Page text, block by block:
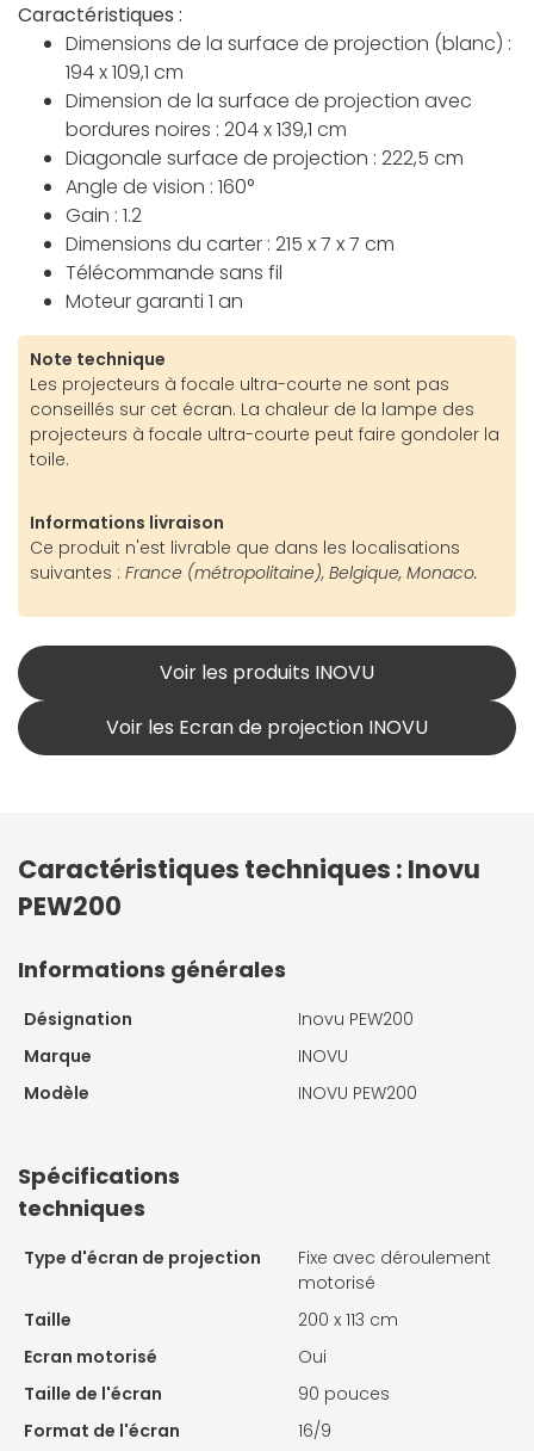
Caractéristiques :
Dimensions de la surface de projection (blanc) :
194 x 109,1 cm
Dimension de la surface de projection avec
bordures noires : 204 x 139,1 cm
Diagonale surface de projection : 222,5 cm
Angle de vision : 160°
Gain : 1.2
Dimensions du carter : 215 x 7 x 7 cm
Télécommande sans fil
Moteur garanti 1 an
Note technique
Les projecteurs à focale ultra-courte ne sont pas
conseillés sur cet écran. La chaleur de la lampe des
projecteurs à focale ultra-courte peut faire gondoler la
toile.
Informations livraison
Ce produit n'est livrable que dans les localisations
suivantes : France (métropolitaine), Belgique, Monaco.
Voir les produits INOVU
Voir les Ecran de projection INOVU
Caractéristiques techniques : Inovu
PEW200
Informations générales
Désignation
Inovu PEW200
Marque
INOVU
Modèle
INOVU PEW200
Spécifications
techniques
Type d'écran de projection
Fixe avec déroulement
motorisé
Taille
200 x 113 cm
Ecran motorisé
Oui
Taille de l'écran
90 pouces
Format de l'écran
16/9